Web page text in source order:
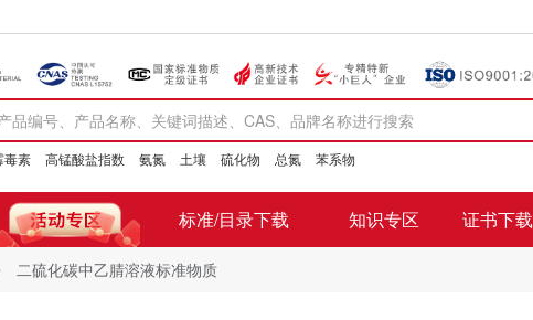
毒素 高锰酸盐指数 氨氮 土壤 硫化物 总氮 苯系物
标准/目录下载 知识专区 证书下载
二硫化碳中乙腈溶液标准物质